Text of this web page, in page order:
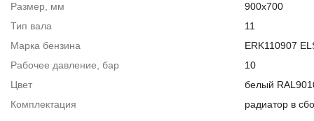
Размер, мм
900х700
Тип вала
11
Марка бензина
ERK110907
Рабочее давление, бар
10
Цвет
белый
Комплектация
радиатор в